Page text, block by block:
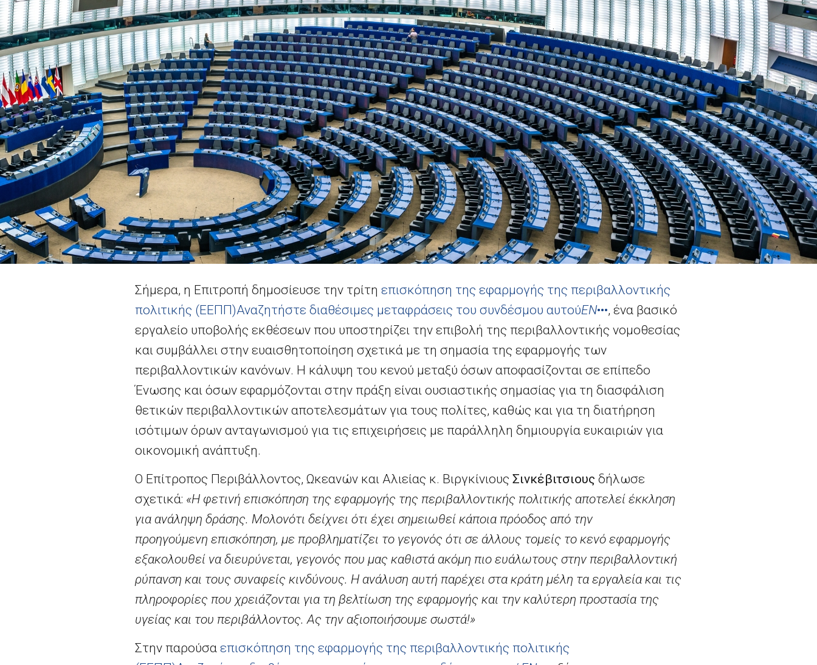
Σήμερα, η Επιτροπή δημοσίευσε την τρίτη επισκόπηση της εφαρμογής της περιβαλλοντικής
πολιτικής (ΕΕΠΠ)Αναζητήστε διαθέσιμες μεταφράσεις του συνδέσμου αυτούEN•••, ένα βασικό
εργαλείο υποβολής εκθέσεων που υποστηρίζει την επιβολή της περιβαλλοντικής νομοθεσίας
και συμβάλλει στην ευαισθητοποίηση σχετικά με τη σημασία της εφαρμογής των
περιβαλλοντικών κανόνων. Η κάλυψη του κενού μεταξύ όσων αποφασίζονται σε επίπεδο
Ένωσης και όσων εφαρμόζονται στην πράξη είναι ουσιαστικής σημασίας για τη διασφάλιση
θετικών περιβαλλοντικών αποτελεσμάτων για τους πολίτες, καθώς και για τη διατήρηση
ισότιμων όρων ανταγωνισμού για τις επιχειρήσεις με παράλληλη δημιουργία ευκαιριών για
οικονομική ανάπτυξη.
Ο Επίτροπος Περιβάλλοντος, Ωκεανών και Αλιείας κ. Βιργκίνιους Σινκέβιτσιους δήλωσε
σχετικά: «Η φετινή επισκόπηση της εφαρμογής της περιβαλλοντικής πολιτικής αποτελεί έκκληση
για ανάληψη δράσης. Μολονότι δείχνει ότι έχει σημειωθεί κάποια πρόοδος από την
προηγούμενη επισκόπηση, με προβληματίζει το γεγονός ότι σε άλλους τομείς το κενό εφαρμογής
εξακολουθεί να διευρύνεται, γεγονός που μας καθιστά ακόμη πιο ευάλωτους στην περιβαλλοντική
ρύπανση και τους συναφείς κινδύνους. Η ανάλυση αυτή παρέχει στα κράτη μέλη τα εργαλεία και τις
πληροφορίες που χρειάζονται για τη βελτίωση της εφαρμογής και την καλύτερη προστασία της
υγείας και του περιβάλλοντος. Ας την αξιοποιήσουμε σωστά!»
Στην παρούσα επισκόπηση της εφαρμογής της περιβαλλοντικής πολιτικής